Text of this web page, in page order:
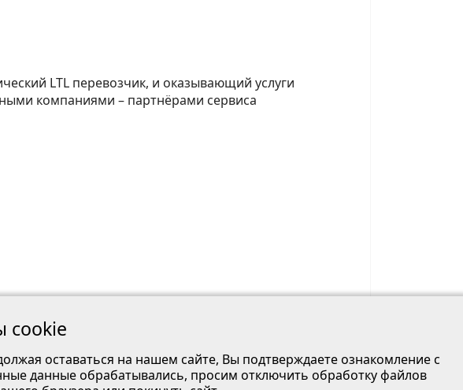
LTL перевозчик, и оказывающий услуги
компаниями – партнёрами сервиса
cookie
оставаться на нашем сайте, Вы подтверждаете ознакомление с
данные обрабатывались, просим отключить обработку файлов